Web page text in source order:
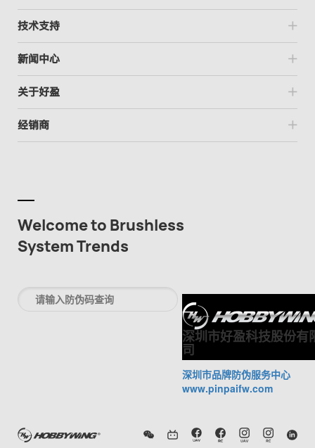
技术支持
新闻中心
关于好盈
经销商
Welcome to Brushless
System Trends
深圳市好盈科技股份有
司
深圳市品牌防伪服务中心
www.pinpaifw.com